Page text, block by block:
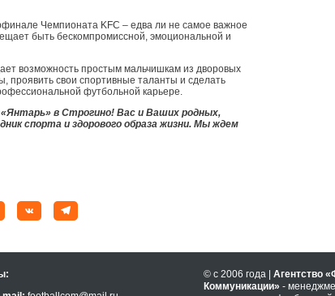
Чемпионата KFC – едва ли не самое важное
быть бескомпромиссной, эмоциональной и
возможность простым мальчишкам из дворовых
проявить свои спортивные таланты и сделать
футбольной карьере.
в Строгино! Вас и Ваших родных,
спорта и здорового образа жизни. Мы ждем
© с 2006 года |Агентство
Коммуникации» -